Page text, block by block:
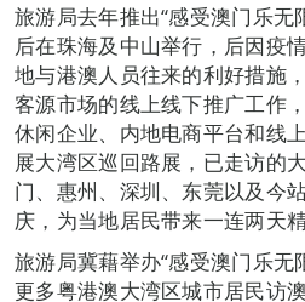
旅游局去年推出“感受澳门乐无
后在珠海及中山举行，后因疫
地与港澳人员往来的利好措施
客源市场的线上线下推广工作
休闲企业、内地电商平台和线
展大湾区巡回路展，已走访的
门、惠州、深圳、东莞以及今
庆，为当地居民带来一连两天精
旅游局冀藉举办“感受澳门乐无
更多粤港澳大湾区城市居民访